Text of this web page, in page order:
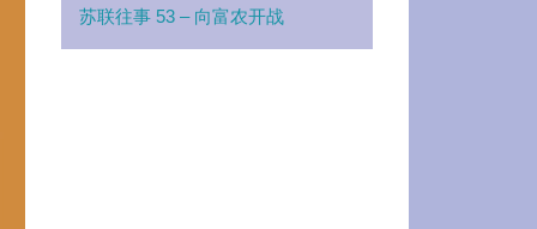
苏联往事 53 – 向富农开战